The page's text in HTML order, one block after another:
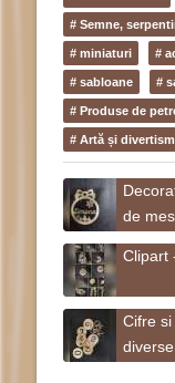
# Semne,
# miniaturi #
# sabloane #
# Produse de
# Artă și
de
Clipart
Cifre